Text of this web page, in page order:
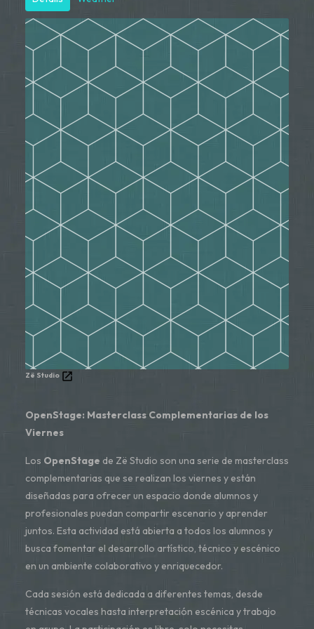
Zë Studio
OpenStage: Masterclass Complementarias de los
Viernes
Los OpenStage de Zë Studio son una serie de masterclass
complementarias que se realizan los viernes y están
diseñadas para ofrecer un espacio donde alumnos y
profesionales puedan compartir escenario y aprender
juntos. Esta actividad está abierta a todos los alumnos y
busca fomentar el desarrollo artístico, técnico y escénico
en un ambiente colaborativo y enriquecedor.
Cada sesión está dedicada a diferentes temas, desde
técnicas vocales hasta interpretación escénica y trabajo